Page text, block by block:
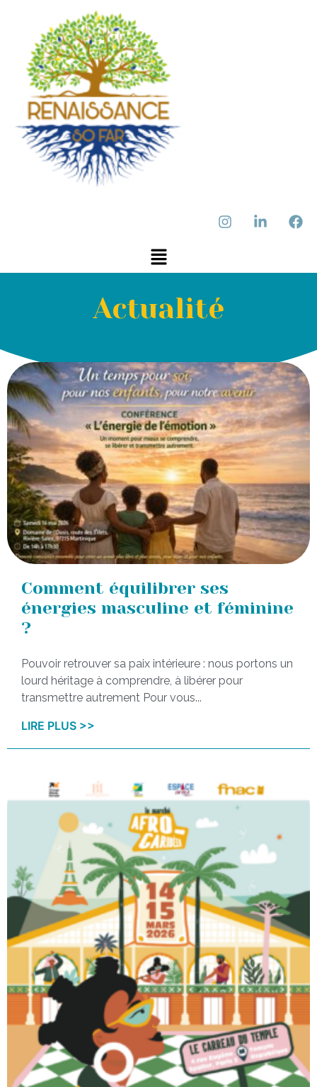
Actualité
Comment équilibrer ses
énergies masculine et féminine
?
Pouvoir retrouver sa paix intérieure : nous portons un
lourd héritage à comprendre, à libérer pour
transmettre autrement Pour vous...
LIRE PLUS >>